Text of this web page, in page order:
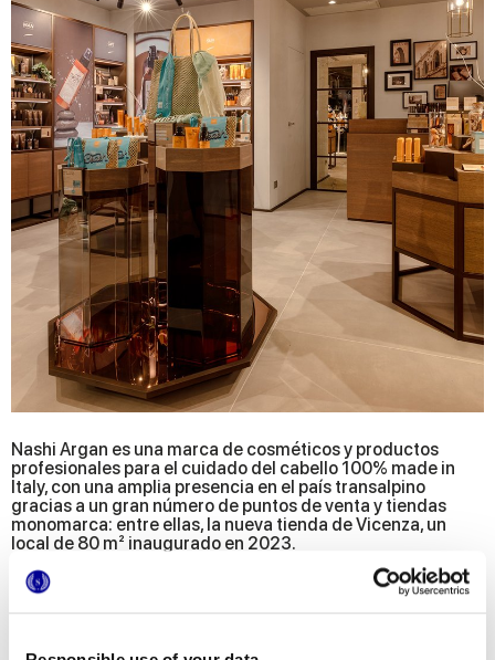
Nashi Argan es una marca de cosméticos y productos
profesionales para el cuidado del cabello 100% made in
Italy, con una amplia presencia en el país transalpino
gracias a un gran número de puntos de venta y tiendas
monomarca: entre ellas, la nueva tienda de Vicenza, un
local de 80 m² inaugurado en 2023.
El objetivo del arquitecto responsable del proyecto era
crear un espacio elegante que ofreciera al mismo tiempo la
máxima visibilidad de los productos en venta, algo que se
ha cumplido con creces, ya que, tras cruzar el umbral de la